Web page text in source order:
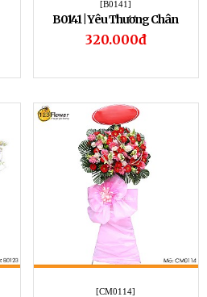
[B0141]
B0141 | Yêu Thương Chân
Thành
320.000đ
[CM0114]